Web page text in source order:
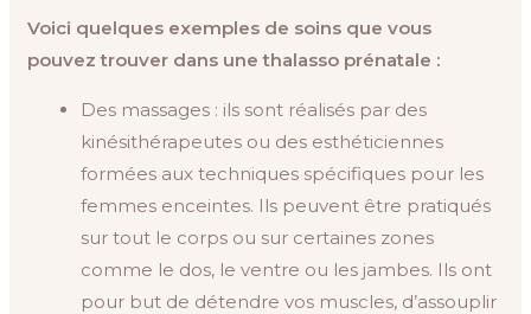
Voici quelques exemples de soins que vous
pouvez trouver dans une thalasso prénatale :
Des massages : ils sont réalisés par des
kinésithérapeutes ou des esthéticiennes
formées aux techniques spécifiques pour les
femmes enceintes. Ils peuvent être pratiqués
sur tout le corps ou sur certaines zones
comme le dos, le ventre ou les jambes. Ils ont
pour but de détendre vos muscles, d’assouplir